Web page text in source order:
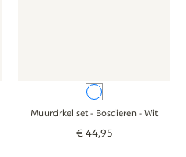
Wit
Muurcirkel set - Bosdieren - Wit
€44,95